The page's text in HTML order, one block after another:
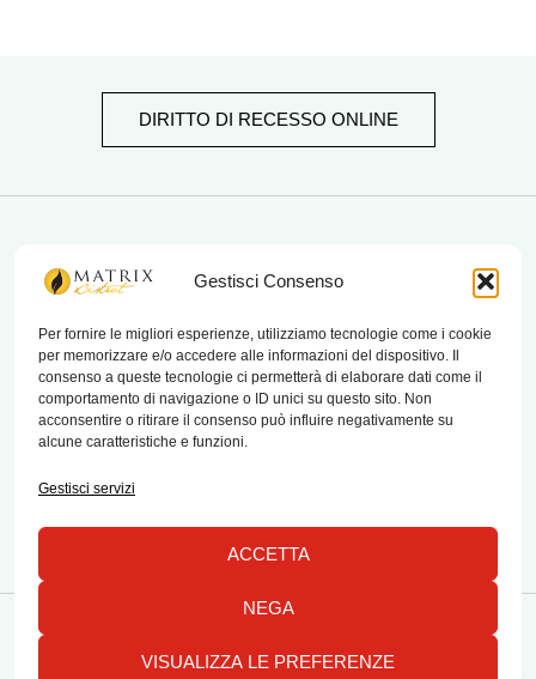
Gestisci Consenso
Per fornire le migliori esperienze, utilizziamo tecnologie come i cookie
per memorizzare e/o accedere alle informazioni del dispositivo. Il
consenso a queste tecnologie ci permetterà di elaborare dati come il
comportamento di navigazione o ID unici su questo sito. Non
acconsentire o ritirare il consenso può influire negativamente su
alcune caratteristiche e funzioni.
Gestisci servizi
ACCETTA
NEGA
VISUALIZZA LE PREFERENZE
DIRITTO DI RECESSO ONLINE
matrix bistrot
Chi Siamo
Contatti
Termini e condizioni di vendita e reso